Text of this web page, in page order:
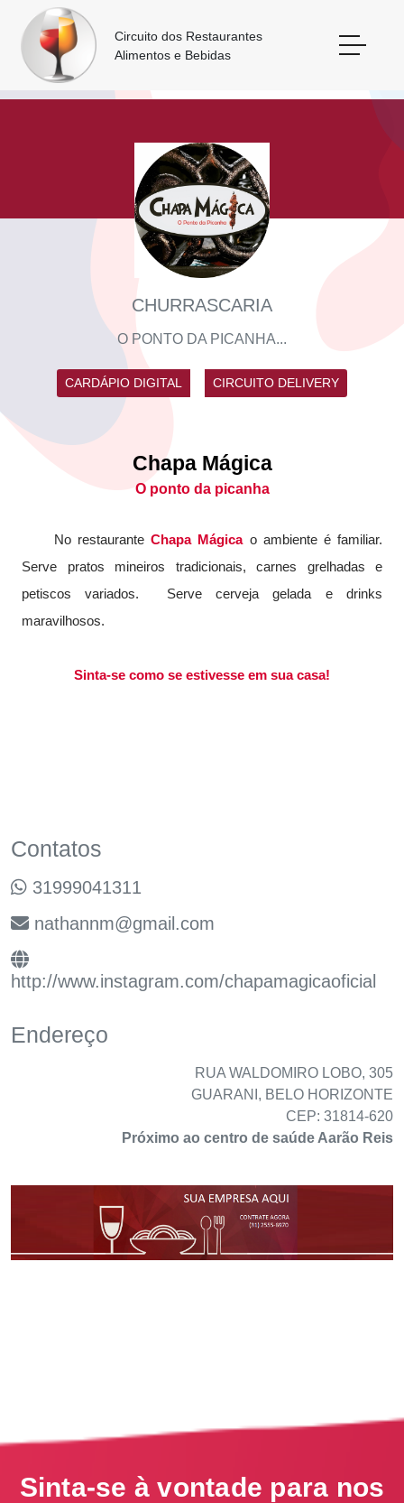
Circuito dos Restaurantes
Alimentos e Bebidas
CHURRASCARIA
O PONTO DA PICANHA...
CARDÁPIO DIGITAL CIRCUITO DELIVERY
Chapa Mágica
O ponto da picanha
No restaurante Chapa Mágicao ambiente é familiar.
Serve pratos mineiros tradicionais, carnes grelhadas e
petiscos variados. Serve cerveja gelada e drinks
maravilhosos.
Sinta-se como se estivesse em sua casa!
Contatos
31999041311
nathannm@gmail.com
http://www.instagram.com/chapamagicaoficial
Endereço
RUA WALDOMIRO LOBO, 305
GUARANI, BELO HORIZONTE
CEP: 31814-620
Próximo ao centro de saúde Aarão Reis
Sinta-se à vontade para nos